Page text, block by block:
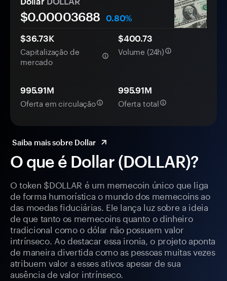
O que é Dollar (DOLLAR)?
O token $DOLLAR é um memecoin único que liga
de forma humorística o mundo dos memecoins ao
das moedas fiduciárias. Ele lança luz sobre a ideia
de que tanto os memecoins quanto o dinheiro
tradicional como o dólar não possuem valor
intrínseco. Ao destacar essa ironia, o projeto aponta
de maneira divertida como as pessoas muitas vezes
atribuem valor a esses ativos apesar de sua
ausência de valor intrínseco.
$0.00003688
0.80%
$36.73K
Capitalização de
mercado
$400.73
Volume (24h)
995.91M
Oferta em circulação
995.91M
Oferta total
Saiba mais sobre Dollar